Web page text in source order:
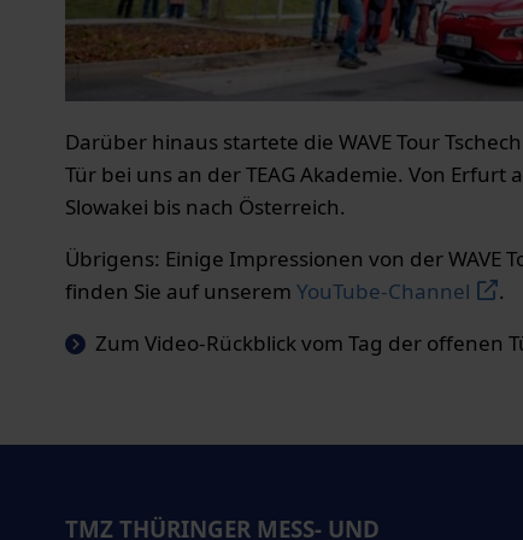
Darüber hinaus startete die WAVE Tour
Tür bei uns an der TEAG Akademie. Von
Slowakei bis nach Österreich.
Übrigens: Einige Impressionen von der WAVE
finden Sie auf unserem YouTube-Channel
.
Zum Video-Rückblick vom Tag der offenen
TMZ THÜRINGER MESS- UND